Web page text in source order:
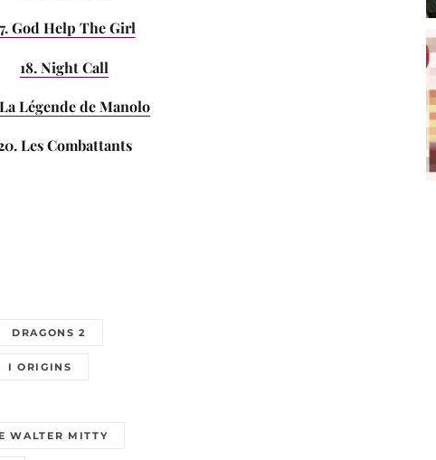
God Help The Girl
18. Night Call
Légende de Manolo
Les Combattants
DRAGONS 2
I ORIGINS
WALTER MITTY